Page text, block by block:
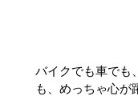
バイクでも車でも
も、めっちゃ心が